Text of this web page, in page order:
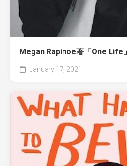
Megan Rapinoe著「One Life」
January 17, 2021